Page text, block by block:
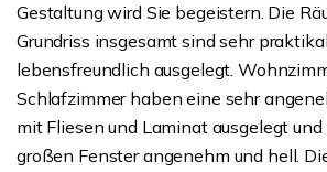
Gestaltung wird Sie begeistern. Die
Grundriss insgesamt sind sehr
lebensfreundlich ausgelegt.
Schlafzimmer haben eine sehr
mit Fliesen und Laminat ausgelegt
großen Fenster angenehm und hell.